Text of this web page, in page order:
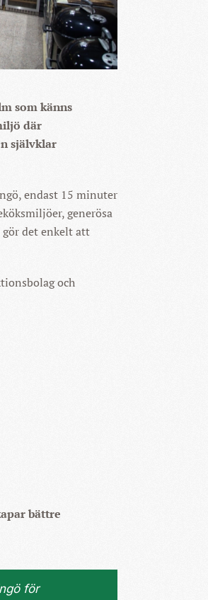
som känns
där
självklar
endast 15 minuter
generösa
det enkelt att
och
bättre
för